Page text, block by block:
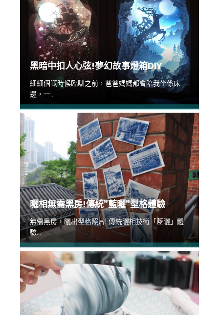
黑暗中扣人心弦!夢幻故事燈箱DIY
細細個嘅時候臨瞓之前，爸爸媽媽都會陪我坐係床
邊，一...
曬相無需黑房!傳統”藍曬”型格體驗
無需黑房，曬出型格照片! 傳統曬相技術「藍曬」體
驗...